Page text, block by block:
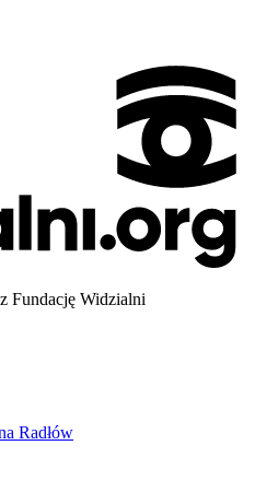
Fundację Widzialni
Radłów